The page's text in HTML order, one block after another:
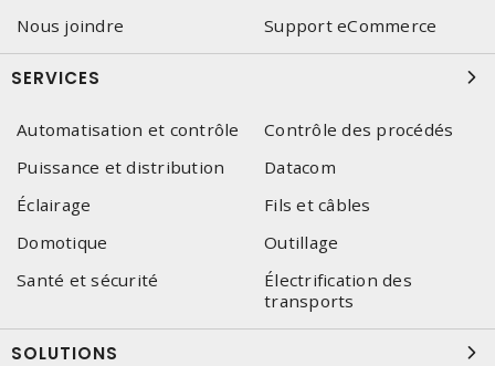
Nous joindre
Support eCommerce
SERVICES
Automatisation et contrôle
Contrôle des procédés
Puissance et distribution
Datacom
Éclairage
Fils et câbles
Domotique
Outillage
Santé et sécurité
Électrification des
transports
SOLUTIONS